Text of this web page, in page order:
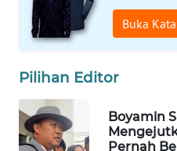
Buka
Pilihan Editor
Boyamin
Pernah
ID
WAHANANEWS
WAHANANEWS
NET